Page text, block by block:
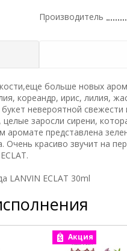
Производитель
больше новых
кореандр, ирис, лилия,
невероятной
заросли сирени,
представлена
красиво звучит на
LANVIN ECLAT 30ml
Акция